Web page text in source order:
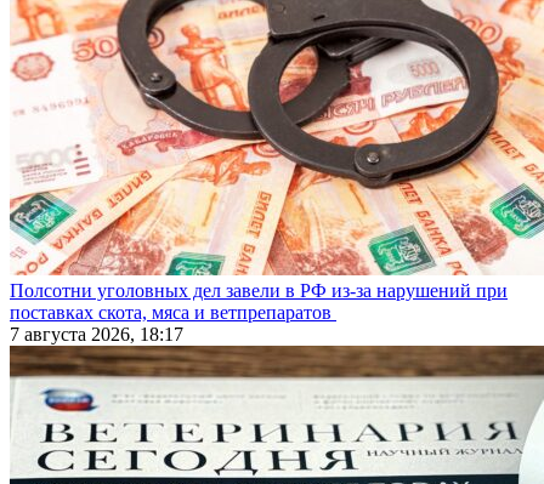
Полсотни уголовных дел завели в РФ из-за нарушений при
поставках скота, мяса и ветпрепаратов
7 августа 2026, 18:17